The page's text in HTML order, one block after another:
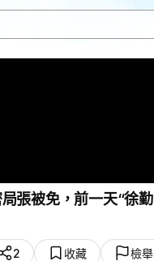
張被免，前一天“徐勤
2 收藏 檢舉